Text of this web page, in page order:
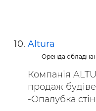
Altura
Оренда
Компанія
продаж
-Опалубка